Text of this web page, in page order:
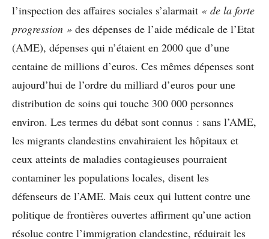
l’inspection des affaires sociales s’alarmait « de la forte
progression » des dépenses de l’aide médicale de l’Etat
(AME), dépenses qui n’étaient en 2000 que d’une
centaine de millions d’euros. Ces mêmes dépenses sont
aujourd’hui de l’ordre du milliard d’euros pour une
distribution de soins qui touche 300 000 personnes
environ. Les termes du débat sont connus : sans l’AME,
les migrants clandestins envahiraient les hôpitaux et
ceux atteints de maladies contagieuses pourraient
contaminer les populations locales, disent les
défenseurs de l’AME. Mais ceux qui luttent contre une
politique de frontières ouvertes affirment qu’une action
résolue contre l’immigration clandestine, réduirait les